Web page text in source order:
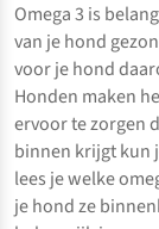
Omega 3 is
van je hond
voor je hond
Honden maken
ervoor te zorgen
binnen krijgt kun
lees je welke
je hond ze